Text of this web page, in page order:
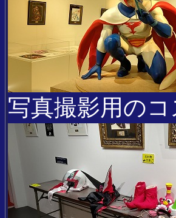
写真撮影用の